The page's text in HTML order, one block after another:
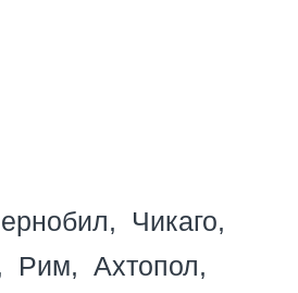
Чикаго
Рим
Ахтопол